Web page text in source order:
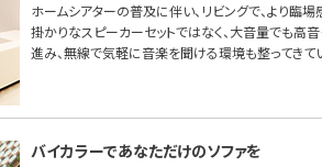
ホームシアターの普及に伴い、リビングで、より臨
掛かりなスピーカーセットではなく、大音量でも高
進み、無線で気軽に音楽を聞ける環境も整ってきて
バイカラーであなただけのソファを